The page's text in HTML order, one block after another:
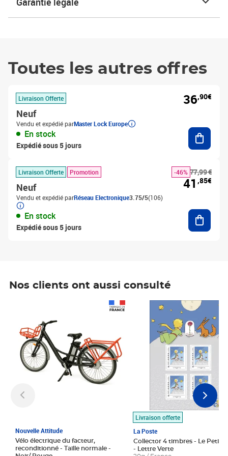
Toutes les autres offres
Livraison Offerte
Neuf
Vendu et expédié parMaster Lock Europe
En stock
Expédié sous 5 jours
36,90€
Livraison Offerte Promotion
Neuf
Vendu et expédié parRéseau Electronique3.75/5(106)
En stock
Expédié sous 5 jours
77,99 €
-46%
41 ,85€
Nos clients ont aussi consulté
Nouvelle Attitude
Vélo électrique du facteur,
reconditionné - Taille normale -
Livraison offerte
La Poste
Collector 4 timbres - Le Petit
- Lettre Verte
Prix 7,50€